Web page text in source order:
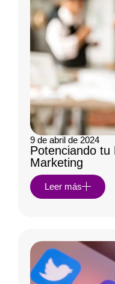
9 de abril de 2024
Potenciando tu
Marketing
Leer más